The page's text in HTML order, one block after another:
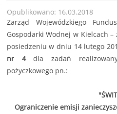
Opublikowano: 16.03.2018
Zarząd Wojewódzkiego
Gospodarki Wodnej w Kielcach
posiedzeniu w dniu 14 lutego
nr 4dla zadań
pożyczkowego pn.:
Ograniczenie emisji